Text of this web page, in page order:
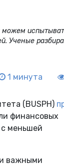
можем
Ученые
1 минута
(BUSPH)
финансовых
меньшей
важными